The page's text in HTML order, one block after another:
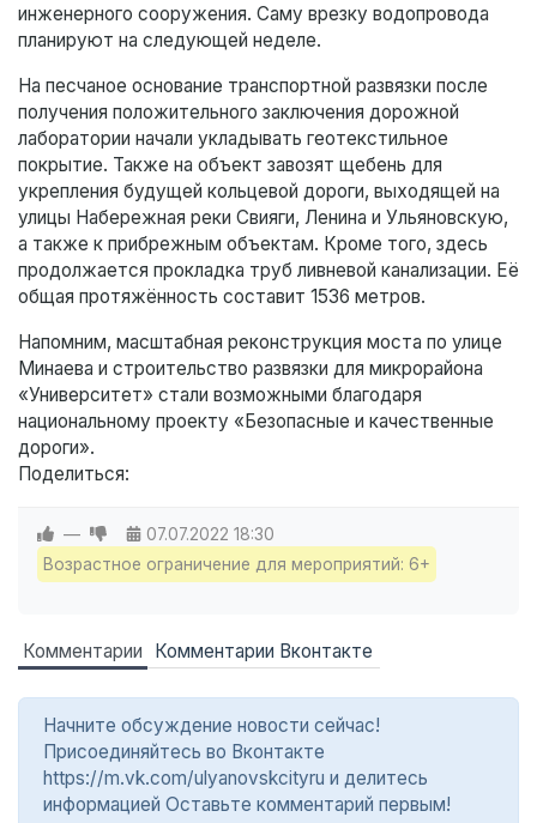
инженерного сооружения. Саму врезку водопровода
планируют на следующей неделе.
На песчаное основание транспортной развязки после
получения положительного заключения дорожной
лаборатории начали укладывать геотекстильное
покрытие. Также на объект завозят щебень для
укрепления будущей кольцевой дороги, выходящей на
улицы Набережная реки Свияги, Ленина и Ульяновскую,
а также к прибрежным объектам. Кроме того, здесь
продолжается прокладка труб ливневой канализации. Её
общая протяжённость составит 1536 метров.
Напомним, масштабная реконструкция моста по улице
Минаева и строительство развязки для микрорайона
«Университет» стали возможными благодаря
национальному проекту «Безопасные и качественные
дороги».
Поделиться:
— 07.07.2022 18:30
Возрастное ограничение для мероприятий: 6+
Комментарии Комментарии Вконтакте
Начните обсуждение новости сейчас!
Присоединяйтесь во Вконтакте
https://m.vk.com/ulyanovskcityru и делитесь
информацией Оставьте комментарий первым!